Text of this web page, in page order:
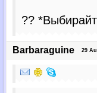
??
Barbaraguine 29